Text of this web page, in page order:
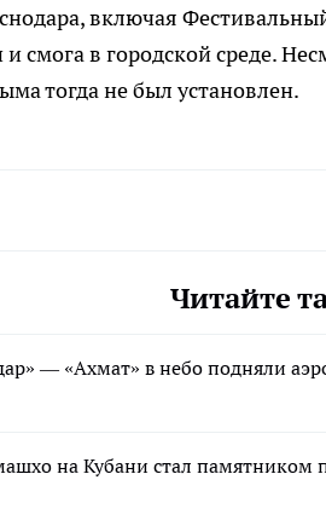
включая
и смога в городской среде.
тогда не был установлен.
Читайте
— «Ахмат» в небо подняли
на Кубани стал памятником